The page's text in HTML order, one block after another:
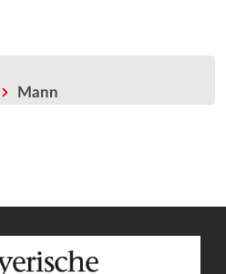
Mann